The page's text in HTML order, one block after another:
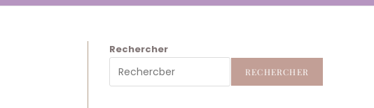
SEARCH
Rechercher
RECHERCHER